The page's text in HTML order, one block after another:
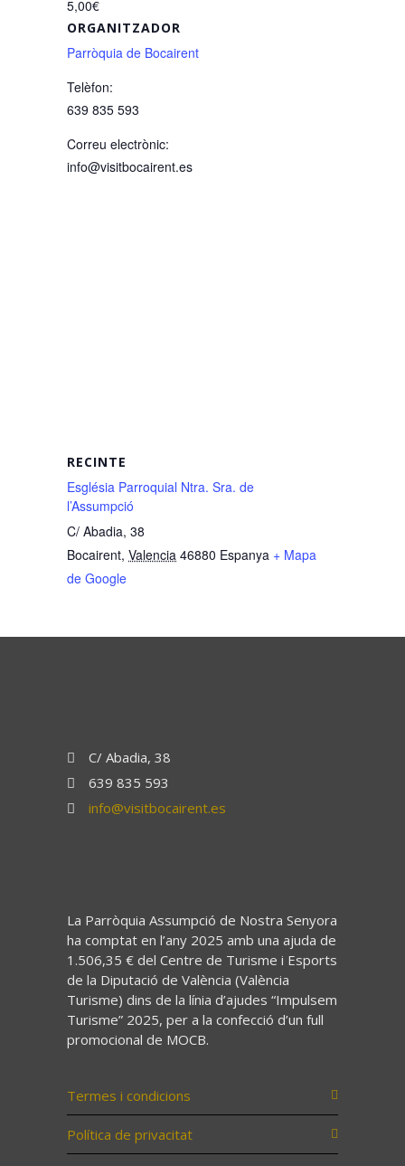
5,00€
ORGANITZADOR
Parròquia de Bocairent
Telèfon:
639 835 593
Correu electrònic:
info@visitbocairent.es
RECINTE
Església Parroquial Ntra. Sra. de
l’Assumpció
C/ Abadia, 38
Bocairent, Valencia 46880 Espanya + Mapa
de Google
C/ Abadia, 38
639 835 593
info@visitbocairent.es
La Parròquia Assumpció de Nostra Senyora
ha comptat en l’any 2025 amb una ajuda de
1.506,35 € del Centre de Turisme i Esports
de la Diputació de València (València
Turisme) dins de la línia d’ajudes “Impulsem
Turisme” 2025, per a la confecció d’un full
promocional de MOCB.
Termes i condicions
Política de privacitat